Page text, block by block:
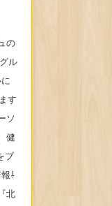
の
ル
す
ソ
健
ブ
⇩
北